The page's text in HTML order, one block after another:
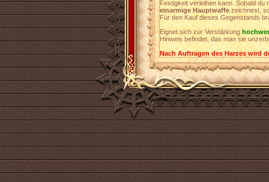
Festigkeit verleihen kann. Sobald
einarmige Hauptwaffezeichnest,
Für den Kauf dieses Gegenstands
Eignet sich zur Verstärkung
Hinweis befindet, das man sie
Nach Auftragen des Harzes wird